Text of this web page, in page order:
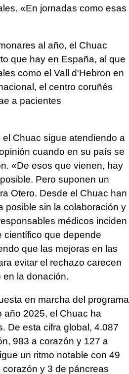
«En jornadas como esas
al año, el Chuac
que hay en España, al que
como el Vall d'Hebron en
el centro coruñés
a pacientes
Chuac sigue atendiendo a
cuando en su país se
«De esos que vienen, hay
Pero suponen un
Otero. Desde el Chuac han
posible sin la colaboración y
médicos inciden
científico que depende
que las mejoras en las
evitar el rechazo carecen
en la donación.
en marcha del programa
año 2025, el Chuac ha
De esta cifra global, 4.087
983 a corazón y 127 a
un ritmo notable con 49
y 3 de páncreas